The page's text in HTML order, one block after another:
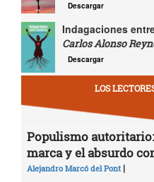
Descargar
Indagaciones
Carlos Alonso
Descargar
LOS
Populismo
marca y el absurdo
Alejandro Marcó del Pont |